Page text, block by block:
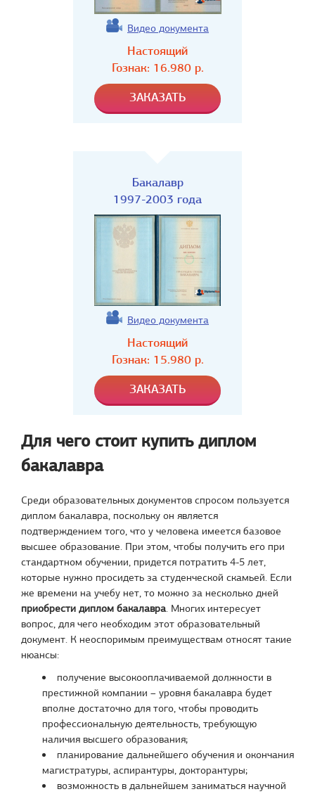
Видео документа
Настоящий
Гознак: 16.980р.
Бакалавр
1997-2003 года
Видео документа
Настоящий
Гознак: 15.980р.
Для чего стоит купить диплом
бакалавра
Среди образовательных документов спросом пользуется
диплом бакалавра, поскольку он является
подтверждением того, что у человека имеется базовое
высшее образование. При этом, чтобы получить его при
стандартном обучении, придется потратить 4-5 лет,
которые нужно просидеть за студенческой скамьей. Если
же времени на учебу нет, то можно за несколько дней
приобрести диплом бакалавра. Многих интересует
вопрос, для чего необходим этот образовательный
документ. К неоспоримым преимуществам относят такие
нюансы:
получение высокооплачиваемой должности в
престижной компании – уровня бакалавра будет
вполне достаточно для того, чтобы проводить
профессиональную деятельность, требующую
наличия высшего образования;
планирование дальнейшего обучения и окончания
магистратуры, аспирантуры, докторантуры;
возможность в дальнейшем заниматься научной